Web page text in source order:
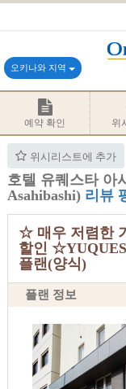
오키나와 지역
예약 확인 위
위시리스트에 추가
호텔 유퀘스타 아
Asahibashi) 리뷰
☆ 매우 저렴한
할인
플랜(양식)
플랜 정보